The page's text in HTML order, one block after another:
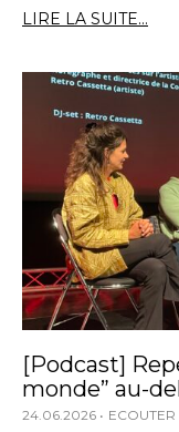
LIRE LA SUITE...
[Podcast]
monde” au-
24.06.2026 ECOUTER